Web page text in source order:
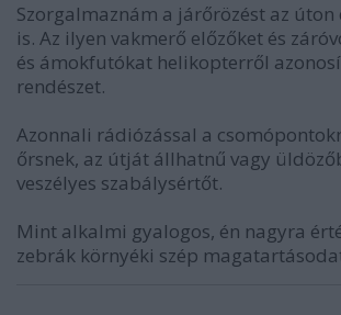
Szorgalmaznám a járőrözést az úton
is. Az ilyen vakmerő előzőket és
és ámokfutókat helikopterről
rendészet.
Azonnali rádiózással a
őrsnek, az útját állhatnű vagy
veszélyes szabálysértőt.
Mint alkalmi gyalogos, én nagyra
zebrák környéki szép